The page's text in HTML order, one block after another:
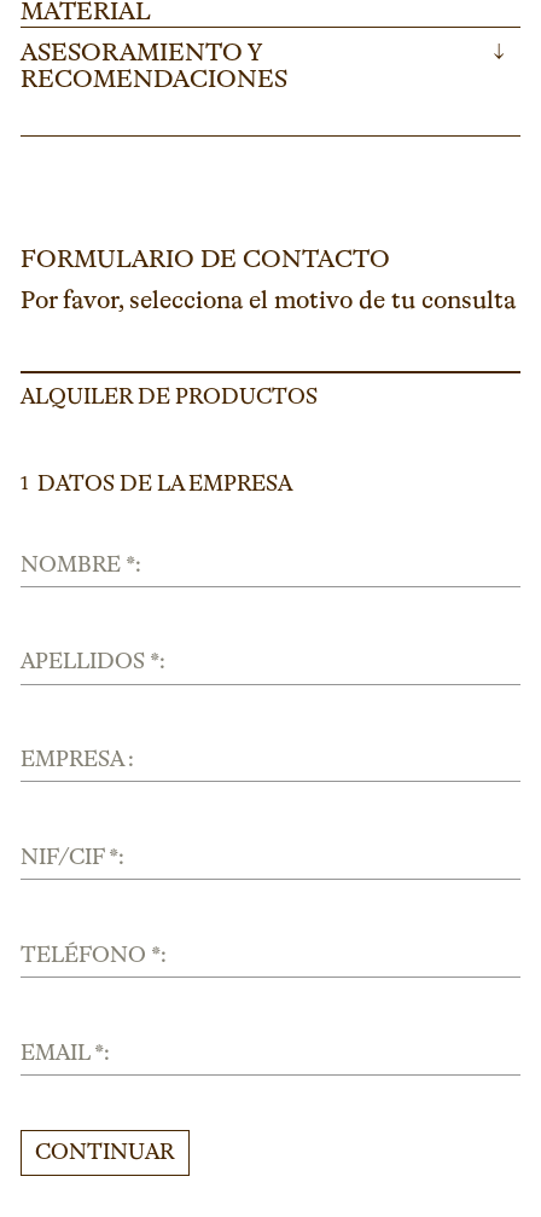
MATERIAL
ASESORAMIENTO Y
RECOMENDACIONES
↓
FORMULARIO DE CONTACTO
Por favor, selecciona el motivo de tu consulta
ALQUILER DE PRODUCTOS
1 DATOS DE LA EMPRESA
NOMBRE *:
APELLIDOS *:
EMPRESA :
NIF/CIF *:
TELÉFONO *:
EMAIL *:
CONTINUAR